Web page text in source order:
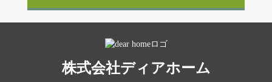
株式会社ディアホーム